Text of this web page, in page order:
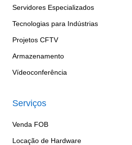
Servidores Especializados
Tecnologias para Indústrias
Projetos CFTV
Armazenamento
Vídeoconferência
Serviços
Venda FOB
Locação de Hardware